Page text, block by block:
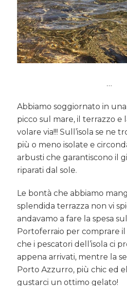
…
Abbiamo soggiornato in
picco sul mare, il terrazzo e
volare via!!! Sull’isola se ne
più o meno isolate e
arbusti che garantiscono il
riparati dal sole.
Le bontà che abbiamo
splendida terrazza non vi
andavamo a fare la spesa
Portoferraio per comprare il
che i pescatori dell’isola ci
appena arrivati, mentre la
Porto Azzurro, più chic ed
gustarci un ottimo gelato!